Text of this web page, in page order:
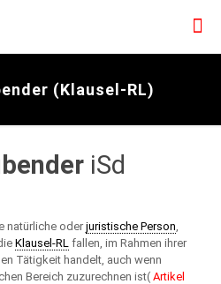
(Klausel-RL)
iSd
natürliche oder juristische Person,
Klausel-RLfallen, im Rahmen ihrer
Tätigkeit handelt, auch wenn
Bereich zuzurechnen ist( Artikel